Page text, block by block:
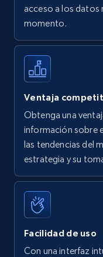
Walmart -
Specifications,
more.
5.6K+
Walmart -
using specific
URL, Final price,
Specifications,
more.
acceso a los datos
momento.
Ventaja
Obtenga una
información sobre
las tendencias del
estrategia y su
Facilidad de uso
Con una interfaz